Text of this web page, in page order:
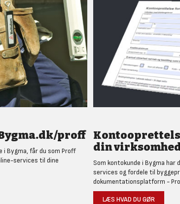
proff
i Bygma, får du som Proff
services til dine
din
Som kontokunde i Bygma har
services og fordele til
dokumentationsplatform -
LÆS HVAD DU GØR